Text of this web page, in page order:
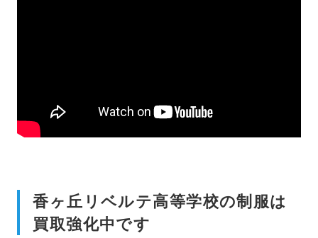
香ヶ丘リベルテ高等学校の制服は
買取強化中です